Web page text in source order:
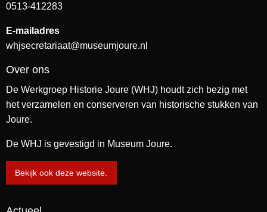
0513-412283
E-mailadres
whjsecretariaat@museumjoure.nl
Over ons
De Werkgroep Historie Joure (WHJ) houdt zich bezig met
het verzamelen en conserveren van historische stukken van
Joure.
De WHJ is gevestigd in Museum Joure.
Bekijk ook deze website.